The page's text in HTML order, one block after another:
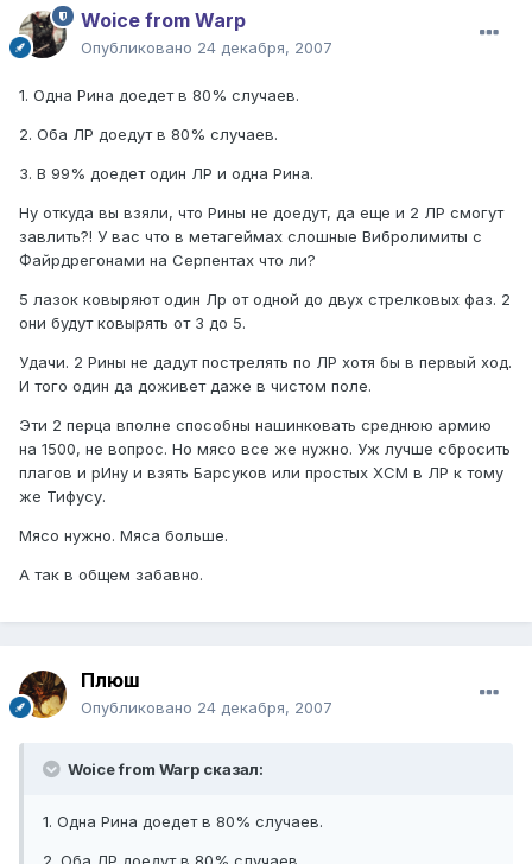
Woice from Warp
Опубликовано 24 декабря, 2007
1. Одна Рина доедет в 80% случаев.
2. Оба ЛР доедут в 80% случаев.
3. В 99% доедет один ЛР и одна Рина.
Ну откуда вы взяли, что Рины не доедут, да еще и 2 ЛР смогут
завлить?! У вас что в метагеймах слошные Вибролимиты с
Файрдрегонами на Серпентах что ли?
5 лазок ковыряют один Лр от одной до двух стрелковых фаз. 2
они будут ковырять от 3 до 5.
Удачи. 2 Рины не дадут пострелять по ЛР хотя бы в первый ход.
И того один да доживет даже в чистом поле.
Эти 2 перца вполне способны нашинковать среднюю армию
на 1500, не вопрос. Но мясо все же нужно. Уж лучше сбросить
плагов и рИну и взять Барсуков или простых ХСМ в ЛР к тому
же Тифусу.
Мясо нужно. Мяса больше.
А так в общем забавно.
Плюш
Опубликовано 24 декабря, 2007
Woice from Warp сказал:
1. Одна Рина доедет в 80% случаев.
2. Оба ЛР доедут в 80% случаев.